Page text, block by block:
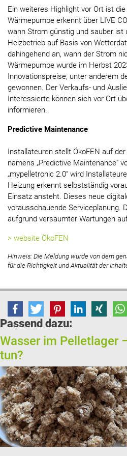
Ein weiteres Highlight vor Ort ist
Wärmepumpe erkennt über LIVE
wann Strom günstig und sauber ist
Heizbetrieb auf Basis von
dahingehend an, wann der Strom
Wärmepumpe wurde im Herbst
Innovationspreise, unter anderem
gewonnen. Der Verkaufs- und
Interessierte können sich vor Ort
informieren.
Predictive Maintenance
Installateuren stellt ÖkoFEN auf
namens „Predictive Maintenance“
„mypelletronic 2.0“ wird
Heizung erkennt selbstständig
Einsatz ansteht. Dieses neue
vorausschauende Serviceplanung.
aufgrund versäumter Wartungen
> website ÖkoFEN
Hinweis: Die Meldung wurde von dem
für die Richtigkeit und Aktualität der
Passend dazu:
Wasser im Pelletlager
tun?